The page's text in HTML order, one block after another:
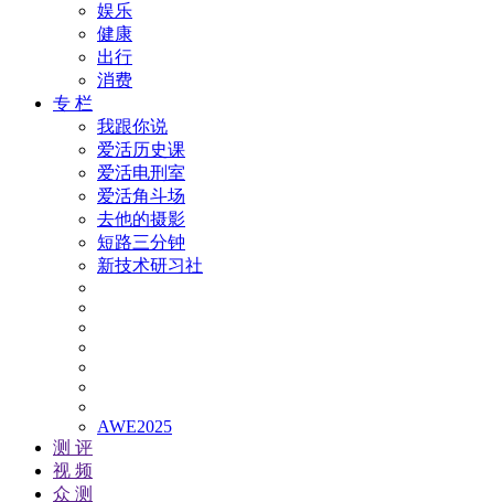
娱乐
健康
出行
消费
专 栏
我跟你说
爱活历史课
爱活电刑室
爱活角斗场
去他的摄影
短路三分钟
新技术研习社
AWE2025
测 评
视 频
众 测